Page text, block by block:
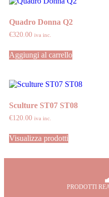
Quadro Donna Q2
€320.00 iva inc.
Aggiungi al carrello
Sculture ST07 ST08
€120.00 iva inc.
Visualizza prodotti
PRODOTTI